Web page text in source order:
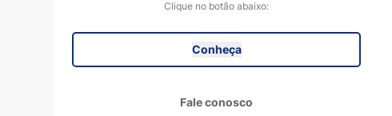
Clique no botão abaixo:
Conheça
Fale conosco